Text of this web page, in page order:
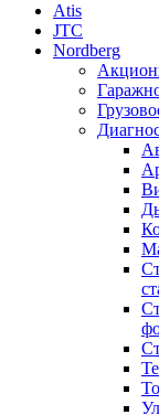
Atis
JTC
Nordberg